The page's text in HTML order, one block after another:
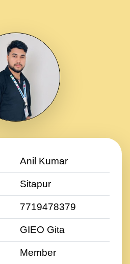
Anil Kumar
Sitapur
7719478379
GIEO Gita
Member